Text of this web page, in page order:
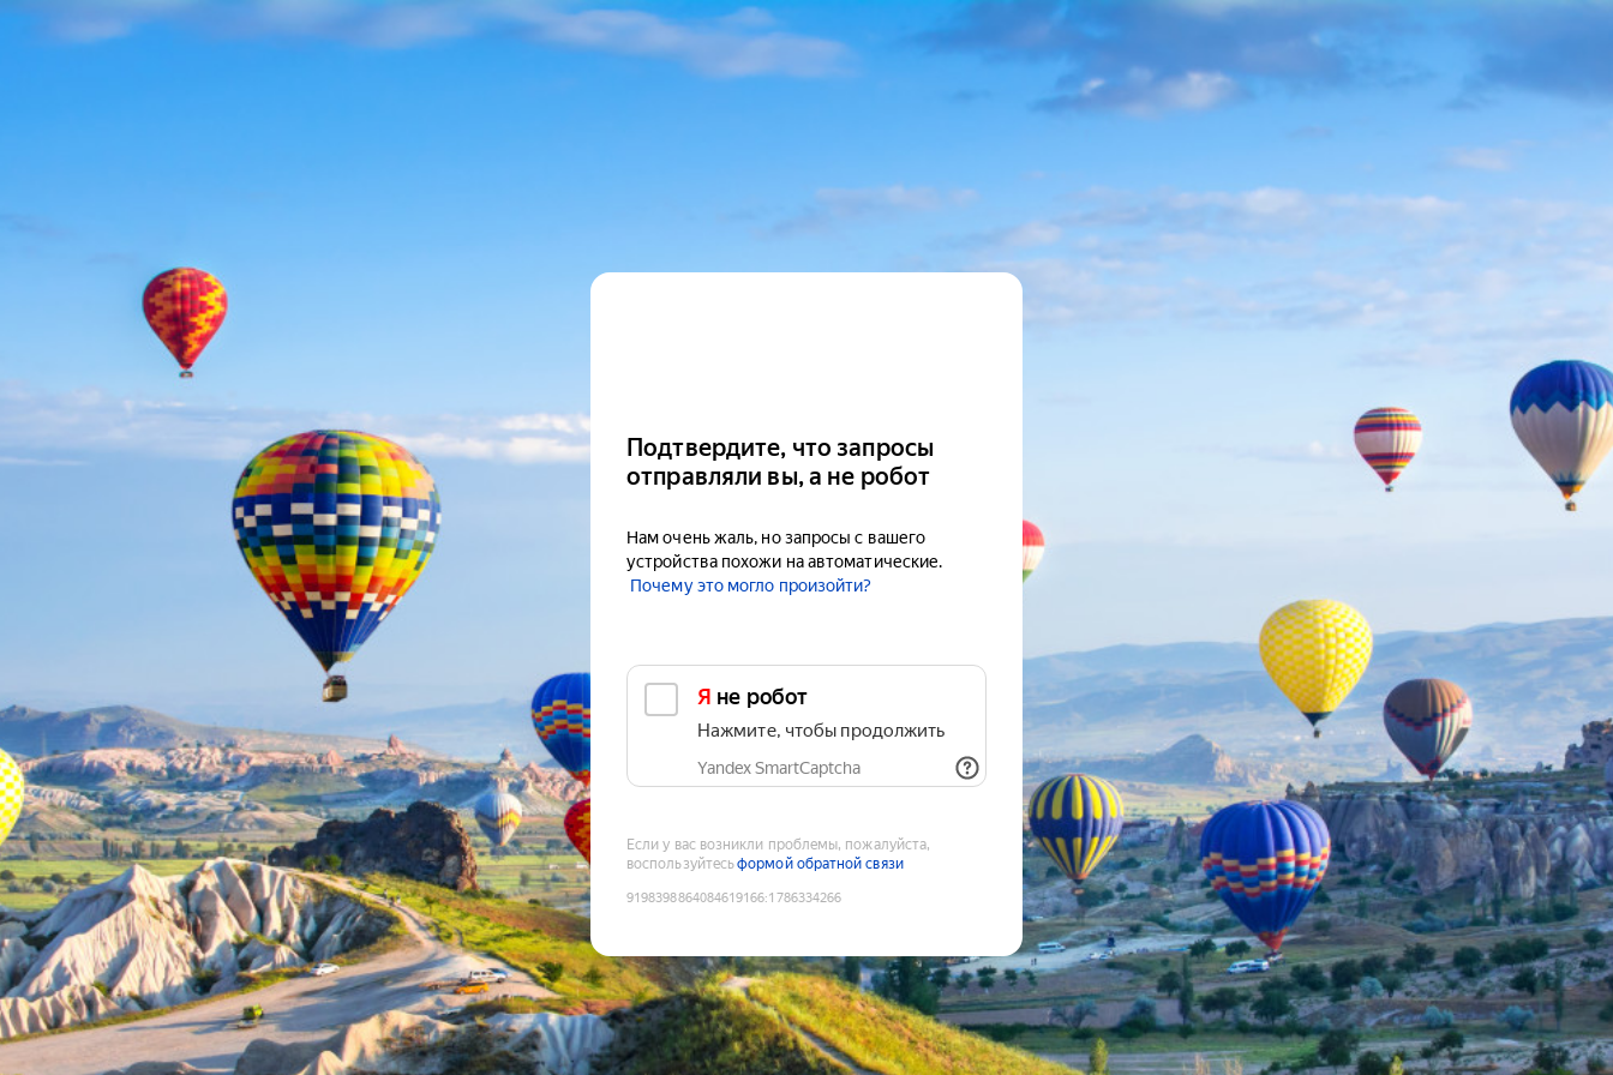
Подтвердите, что запросы
отправляли вы, а не робот
Нам очень жаль, но запросы с вашего
устройства похожи на автоматические.
Почему это могло произойти?
Я не робот
Нажмите, чтобы продолжить
Yandex SmartCaptcha
Если у вас возникли проблемы, пожалуйста,
воспользуйтесьформой обратной связи
9198398864084619166:1786334266